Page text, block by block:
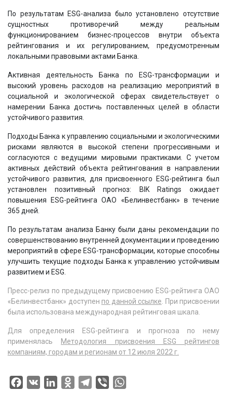
По результатам ESG-анализа было установлено отсутствие
сущностных противоречий между реальным
функционированием бизнес-процессов внутри объекта
рейтингования и их регулированием, предусмотренным
локальными правовыми актами Банка.
Активная деятельность Банка по ESG-трансформации и
высокий уровень расходов на реализацию мероприятий в
социальной и экологической сферах свидетельствует о
намерении Банка достичь поставленных целей в области
устойчивого развития.
Подходы Банка к управлению социальными и экологическими
рисками являются в высокой степени прогрессивными и
согласуются с ведущими мировыми практиками. С учетом
активных действий объекта рейтингования в направлении
устойчивого развития, для присвоенного ESG-рейтинга был
установлен позитивный прогноз: BIK Ratings ожидает
повышения ESG-рейтинга ОАО «Белинвестбанк» в течение
365 дней.
По результатам анализа Банку были даны рекомендации по
совершенствованию внутренней документации и проведению
мероприятий в сфере ESG-трансформации, которые способны
улучшить текущие подходы Банка к управлению устойчивым
развитием и ESG.
Пресс-релиз по предыдущему присвоению ESG-рейтинга ОАО
«Белинвестбанк» доступен по данной ссылке . При присвоении
была использована международная рейтинговая шкала.
Для определения ESG-рейтинга и прогноза по нему
применялась
Методология присвоения ESG рейтингов
компаниям, городам и регионам от 12 июля 2022 г.
Facebook
VK LinkedInOdnoklassniki
Telegram
Viber